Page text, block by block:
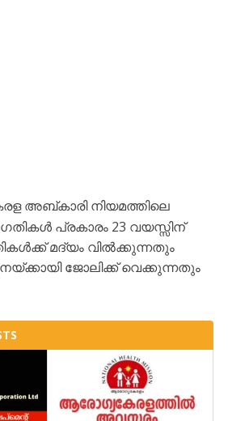
അബ്കാരി നിയമത്തിലെ
പ്രകാരം 23 വയസ്സിന്
മദ്യം വിൽക്കുന്നതും
ജോലിക്ക് വെക്കുന്നതും